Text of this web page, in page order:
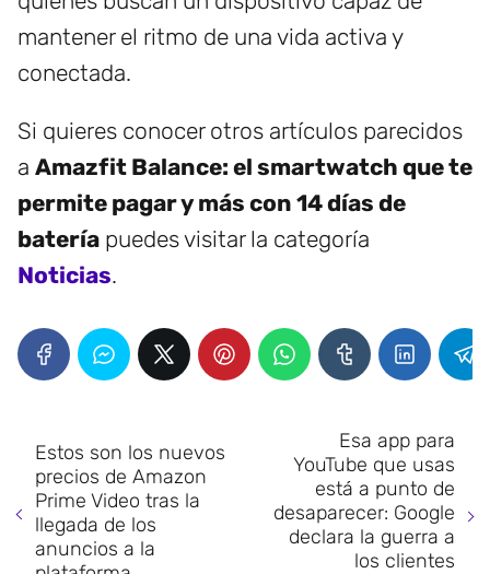
mantener el ritmo de una vida activa y
conectada.
Si quieres conocer otros artículos parecidos
a Amazfit Balance: el smartwatch que te
permite pagar y más con 14 días de
batería puedes visitar la categoría
Noticias.
Estos son los nuevos
precios de Amazon
Prime Video tras la
llegada de los
anuncios a la
Esa app para
YouTube que usas
está a punto de
desaparecer: Google
declara la guerra a
los clientes